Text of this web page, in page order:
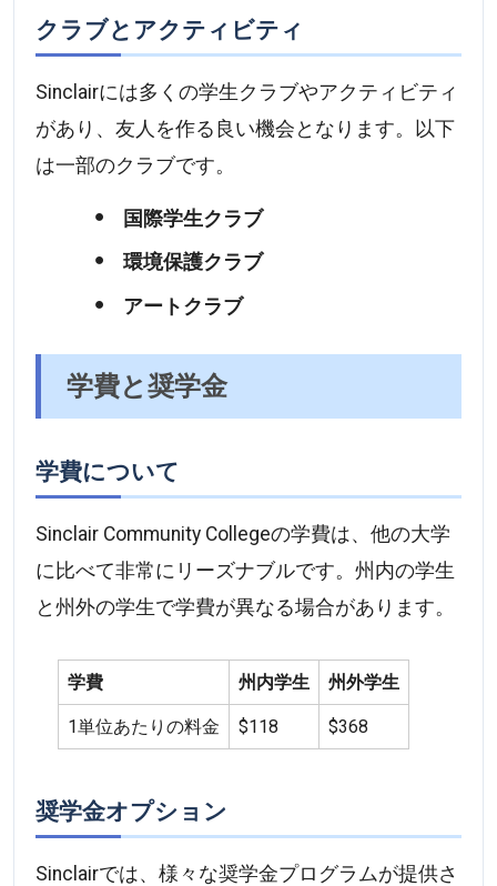
クラブとアクティビティ
Sinclairには多くの学生クラブやアクティビティ
があり、友人を作る良い機会となります。以下
は一部のクラブです。
国際学生クラブ
環境保護クラブ
アートクラブ
学費と奨学金
学費について
Sinclair Community Collegeの学費は、他の大学
に比べて非常にリーズナブルです。州内の学生
と州外の学生で学費が異なる場合があります。
学費 州内学生 州外学生
1単位あたりの料金 $118 $368
奨学金オプション
Sinclairでは、様々な奨学金プログラムが提供さ